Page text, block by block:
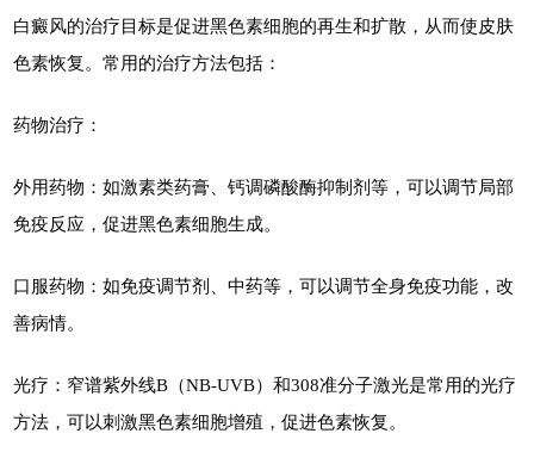
白癜风的治疗目标是促进黑色素细胞的再生和扩散，从而使皮肤
色素恢复。常用的治疗方法包括：
药物治疗：
外用药物：如激素类药膏、钙调磷酸酶抑制剂等，可以调节局部
免疫反应，促进黑色素细胞生成。
口服药物：如免疫调节剂、中药等，可以调节全身免疫功能，改
善病情。
光疗：窄谱紫外线B（NB-UVB）和308准分子激光是常用的光疗
方法，可以刺激黑色素细胞增殖，促进色素恢复。